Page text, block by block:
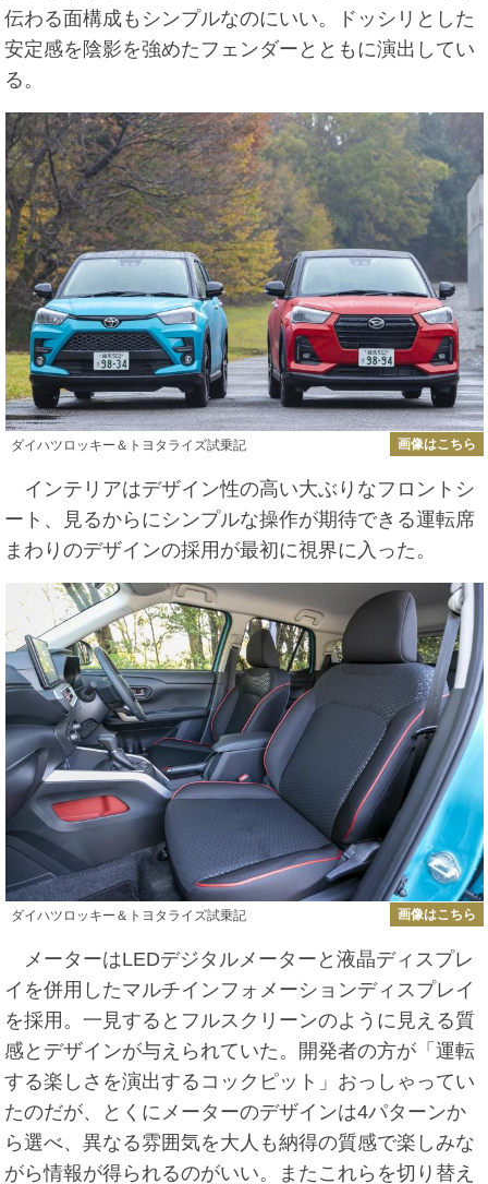
伝わる面構成もシンプルなのにいい。ドッシリとした
安定感を陰影を強めたフェンダーとともに演出してい
る。
ダイハツロッキー＆トヨタライズ試乗記 画像はこちら
インテリアはデザイン性の高い大ぶりなフロントシ
ート、見るからにシンプルな操作が期待できる運転席
まわりのデザインの採用が最初に視界に入った。
ダイハツロッキー＆トヨタライズ試乗記 画像はこちら
メーターはLEDデジタルメーターと液晶ディスプレ
イを併用したマルチインフォメーションディスプレイ
を採用。一見するとフルスクリーンのように見える質
感とデザインが与えられていた。開発者の方が「運転
する楽しさを演出するコックピット」おっしゃってい
たのだが、とくにメーターのデザインは4パターンか
ら選べ、異なる雰囲気を大人も納得の質感で楽しみな
がら情報が得られるのがいい。またこれらを切り替え